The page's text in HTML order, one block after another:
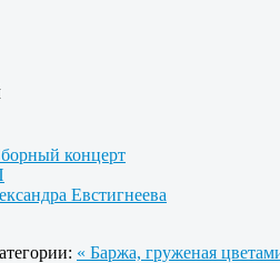
концерт
Евстигнеева
« Баржа, груженая